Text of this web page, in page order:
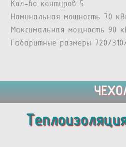
Кол-во контуров 5
Номинальная мощность 70
Максимальная мощность 90
Габаритные размеры 720/